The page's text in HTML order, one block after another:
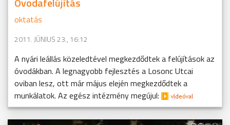
oktatás
2011. JÚNIUS 23., 16:12
A nyári leállás közeledtével megkezdődtek a felújítások az
óvodákban. A legnagyobb fejlesztés a Losonc Utcai
oviban lesz, ott már május elején megkezdődtek a
munkálatok. Az egész intézmény megújul: